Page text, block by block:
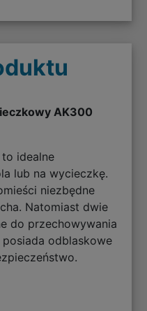
AK300
to idealne
lub na wycieczkę.
niezbędne
Natomiast dwie
do przechowywania
odblaskowe